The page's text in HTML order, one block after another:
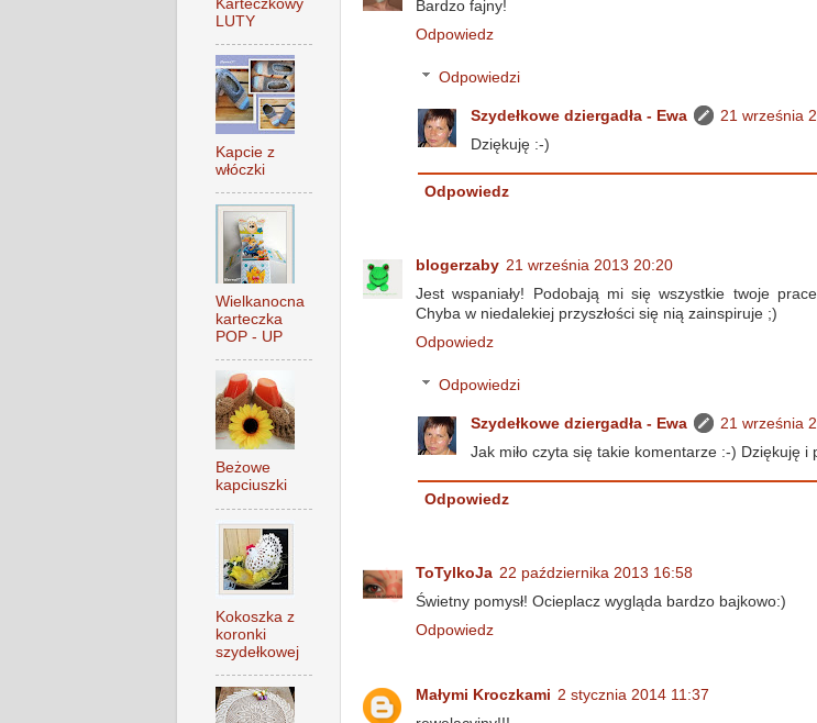
Bardzo fajny!
Odpowiedz
Odpowiedzi
Szydełkowe dziergadła - Ewa
21 września
Dziękuję :-)
Odpowiedz
blogerzaby 21 września 2013 20:20
Jest wspaniały! Podobają mi się wszystkie twoje
Chyba w niedalekiej przyszłości się nią zainspiruje ;)
Odpowiedz
Odpowiedzi
Szydełkowe dziergadła - Ewa
21 września
Jak miło czyta się takie komentarze :-) Dziękuję i
Odpowiedz
ToTylkoJa 22 października 2013 16:58
Świetny pomysł! Ocieplacz wygląda bardzo bajkowo:)
Odpowiedz
Małymi Kroczkami 2 stycznia 2014 11:37
Karteczkowy
LUTY
Kapcie z
włóczki
Wielkanocna
karteczka
POP - UP
Beżowe
kapciuszki
Kokoszka z
koronki
szydełkowej